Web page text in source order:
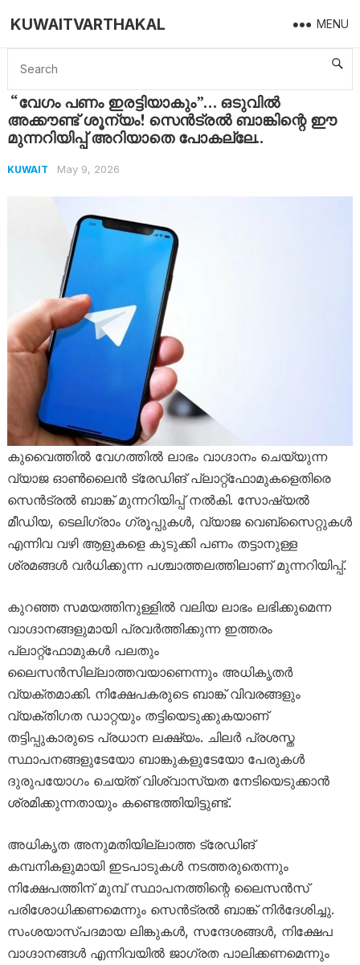
KUWAITVARTHAKAL MENU
Home Kuwait “വേഗം പണം ഇരട്ടിയാകും”… ഒടുവിൽ അക്കൗണ്ട് ശൂന്യം! സെൻട്രൽ ബാങ്കിന്റെ ഈ മുന്നറിയിപ്പ് അറിയാതെ പോകല്ലേ..
“വേഗം പണം ഇരട്ടിയാകും”… ഒടുവിൽ
അക്കൗണ്ട് ശൂന്യം! സെൻട്രൽ ബാങ്കിന്റെ ഈ
മുന്നറിയിപ്പ് അറിയാതെ പോകല്ലേ..
KUWAIT May 9, 2026
കുവൈത്തിൽ വേഗത്തിൽ ലാഭം വാഗ്ദാനം ചെയ്യുന്ന
വ്യാജ ഓൺലൈൻ ട്രേഡിങ് പ്ലാറ്റ്‌ഫോമുകളെതിരെ
സെൻട്രൽ ബാങ്ക് മുന്നറിയിപ്പ് നൽകി. സോഷ്യൽ
മീഡിയ, ടെലിഗ്രാം ഗ്രൂപ്പുകൾ, വ്യാജ വെബ്സൈറ്റുകൾ
എന്നിവ വഴി ആളുകളെ കുടുക്കി പണം തട്ടാനുള്ള
ശ്രമങ്ങൾ വർധിക്കുന്ന പശ്ചാത്തലത്തിലാണ് മുന്നറിയിപ്പ്.
കുറഞ്ഞ സമയത്തിനുള്ളിൽ വലിയ ലാഭം ലഭിക്കുമെന്ന
വാഗ്ദാനങ്ങളുമായി പ്രവർത്തിക്കുന്ന ഇത്തരം
പ്ലാറ്റ്‌ഫോമുകൾ പലതും
ലൈസൻസില്ലാത്തവയാണെന്നും അധികൃതർ
വ്യക്തമാക്കി. നിക്ഷേപകരുടെ ബാങ്ക് വിവരങ്ങളും
വ്യക്തിഗത ഡാറ്റയും തട്ടിയെടുക്കുകയാണ്
തട്ടിപ്പുകാരുടെ പ്രധാന ലക്ഷ്യം. ചിലർ പ്രശസ്ത
സ്ഥാപനങ്ങളുടേയോ ബാങ്കുകളുടേയോ പേരുകൾ
ദുരുപയോഗം ചെയ്ത് വിശ്വാസ്യത നേടിയെടുക്കാൻ
ശ്രമിക്കുന്നതായും കണ്ടെത്തിയിട്ടുണ്ട്.
അധികൃത അനുമതിയില്ലാത്ത ട്രേഡിങ്
കമ്പനികളുമായി ഇടപാടുകൾ നടത്തരുതെന്നും
നിക്ഷേപത്തിന് മുമ്പ് സ്ഥാപനത്തിന്റെ ലൈസൻസ്
പരിശോധിക്കണമെന്നും സെൻട്രൽ ബാങ്ക് നിർദേശിച്ചു.
സംശയാസ്പദമായ ലിങ്കുകൾ, സന്ദേശങ്ങൾ, നിക്ഷേപ
വാഗ്ദാനങ്ങൾ എന്നിവയിൽ ജാഗ്രത പാലിക്കണമെന്നും